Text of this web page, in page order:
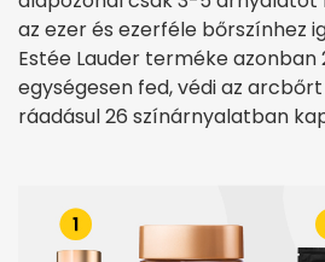
az ezer és ezerféle bőrszínhez
Estée Lauder terméke
egységesen fed, védi az
ráadásul 26 színárnyalatban